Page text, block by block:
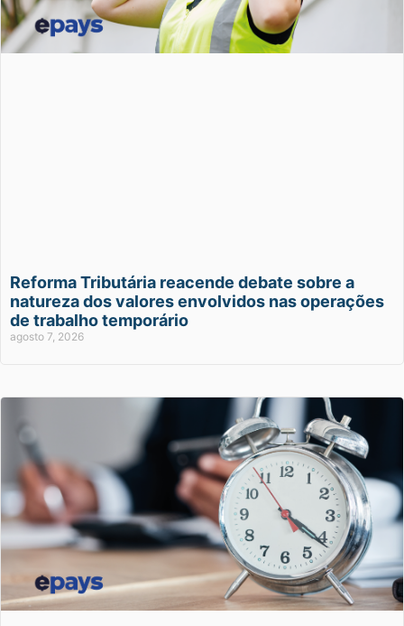
Reforma Tributária reacende debate sobre a
natureza dos valores envolvidos nas operações
de trabalho temporário
agosto 7, 2026